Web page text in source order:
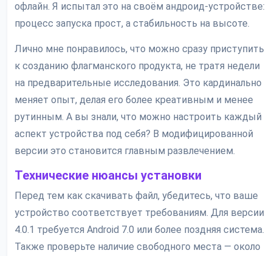
офлайн. Я испытал это на своём андроид-устройстве:
процесс запуска прост, а стабильность на высоте.
Лично мне понравилось, что можно сразу приступить
к созданию флагманского продукта, не тратя недели
на предварительные исследования. Это кардинально
меняет опыт, делая его более креативным и менее
рутинным. А вы знали, что можно настроить каждый
аспект устройства под себя? В модифицированной
версии это становится главным развлечением.
Технические нюансы установки
Перед тем как скачивать файл, убедитесь, что ваше
устройство соответствует требованиям. Для версии
4.0.1 требуется Android 7.0 или более поздняя система.
Также проверьте наличие свободного места — около